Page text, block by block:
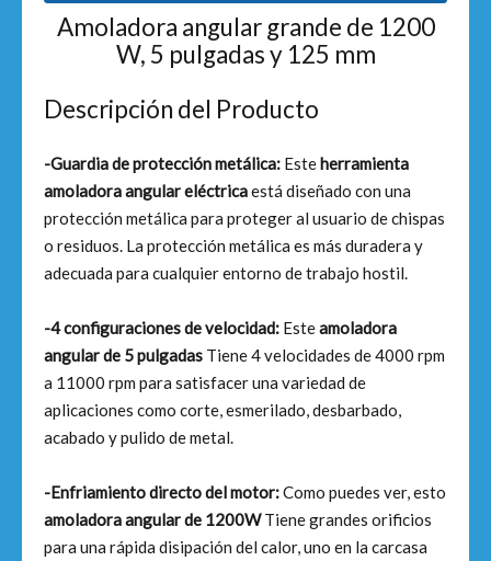
Amoladora angular grande de 1200
W, 5 pulgadas y 125 mm
Descripción del Producto
-Guardia de protección metálica: Esteherramienta
amoladora angular eléctricaestá diseñado con una
protección metálica para proteger al usuario de chispas
o residuos. La protección metálica es más duradera y
adecuada para cualquier entorno de trabajo hostil.
-4 configuraciones de velocidad: Esteamoladora
angular de 5 pulgadas Tiene 4 velocidades de 4000 rpm
a 11000 rpm para satisfacer una variedad de
aplicaciones como corte, esmerilado, desbarbado,
acabado y pulido de metal.
-Enfriamiento directo del motor:Como puedes ver, esto
amoladora angular de 1200WTiene grandes orificios
para una rápida disipación del calor, uno en la carcasa